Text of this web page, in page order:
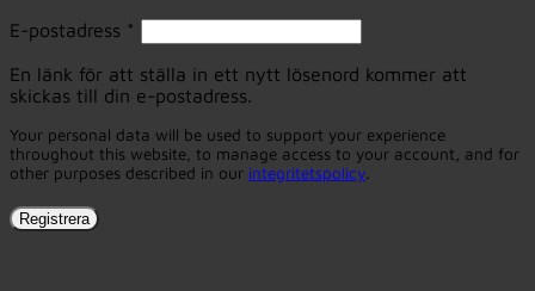
E-postadress *
En länk för att ställa in ett nytt lösenord kommer att
skickas till din e-postadress.
Your personal data will be used to support your experience
throughout this website, to manage access to your account, and for
other purposes described in our integritetspolicy
Registrera